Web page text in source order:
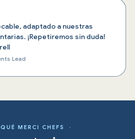
adaptado a nuestras
¡Repetiremos sin duda!
Lead
MERCI CHEFS ·